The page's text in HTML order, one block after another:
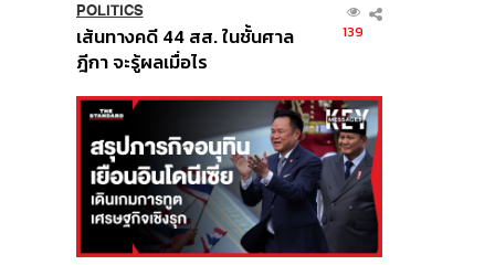
POLITICS
เส้นทางคดี 44 สส. ในชั้นศาล
ฎีกา จะรู้ผลเมื่อไร
139